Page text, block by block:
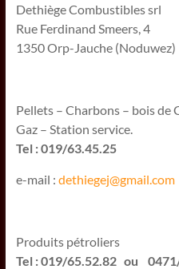
Dethiège Combustibles srl
Rue Ferdinand Smeers, 4
1350 Orp-Jauche (Noduwez)
Pellets – Charbons – bois de
Gaz – Station service.
Tel : 019/63.45.25
e-mail : dethiegej@gmail.com
Produits pétroliers
Tel : 019/65.52.82 ou